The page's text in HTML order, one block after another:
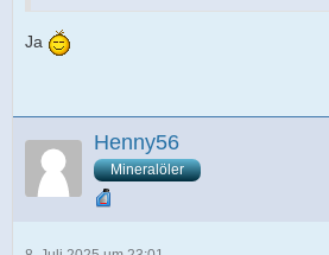
Ja
Henny56
Mineralöler